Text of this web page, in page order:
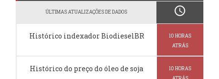
ÚLTIMAS ATUALIZAÇÕES DE DADOS schedule
Histórico indexador BiodieselBR
10 HORAS
ATRÁS
Histórico do preço do óleo de soja
10 HORAS